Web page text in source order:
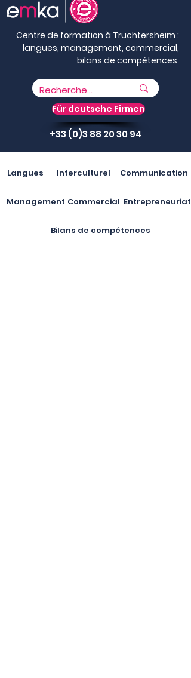
Langues Interculturel Communication
Management Commercial Entrepreneuriat
Bilans de compétences
Centre de formation à Truchtersheim :
langues, management, commercial,
bilans de compétences
Für deutsche Firmen
+33 (0)3 88 20 30 94